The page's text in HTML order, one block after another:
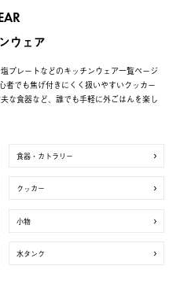
ウェア
プレートなどのキッチンウェア一覧ページ
者でも焦げ付きにくく扱いやすいクッカー
な食器など、誰でも手軽に外ごはんを楽し
食器・カトラリー
クッカー
小物
水タンク